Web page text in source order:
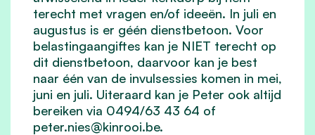
terecht met vragen en/of ideeën. In juli en
augustus is er géén dienstbetoon. Voor
belastingaangiftes kan je NIET terecht op
dit dienstbetoon, daarvoor kan je best
naar één van de invulsessies komen in mei,
juni en juli. Uiteraard kan je Peter ook altijd
bereiken via 0494/63 43 64 of
peter.nies@kinrooi.be.